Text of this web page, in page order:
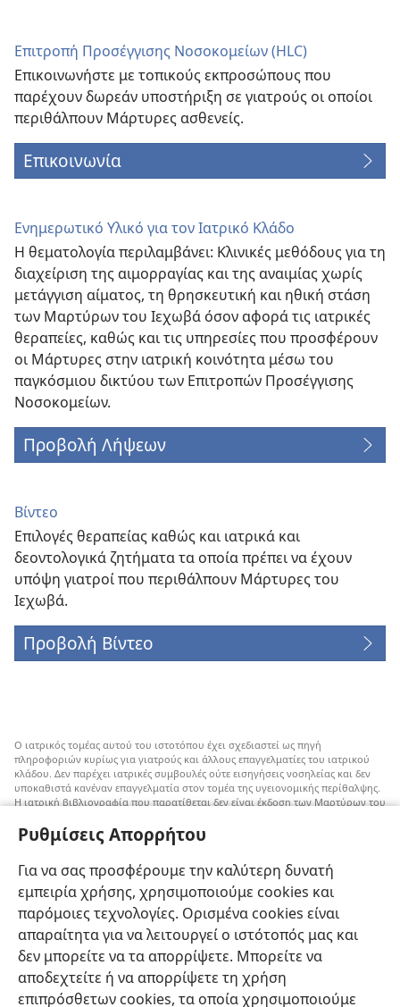
Ρυθμίσεις Απορρήτου
Για να σας προσφέρουμε την καλύτερη δυνατή
εμπειρία χρήσης, χρησιμοποιούμε cookies και
παρόμοιες τεχνολογίες. Ορισμένα cookies είναι
απαραίτητα για να λειτουργεί ο ιστότοπός μας και
δεν μπορείτε να τα απορρίψετε. Μπορείτε να
αποδεχτείτε ή να απορρίψετε τη χρήση
επιπρόσθετων cookies, τα οποία χρησιμοποιούμε
Επιτροπή Προσέγγισης Νοσοκομείων (HLC)
Επικοινωνήστε με τοπικούς εκπροσώπους που
παρέχουν δωρεάν υποστήριξη σε γιατρούς οι οποίοι
περιθάλπουν Μάρτυρες ασθενείς.
Επικοινωνία
Ενημερωτικό Υλικό για τον Ιατρικό Κλάδο
Η θεματολογία περιλαμβάνει: Κλινικές μεθόδους για τη
διαχείριση της αιμορραγίας και της αναιμίας χωρίς
μετάγγιση αίματος, τη θρησκευτική και ηθική στάση
των Μαρτύρων του Ιεχωβά όσον αφορά τις ιατρικές
θεραπείες, καθώς και τις υπηρεσίες που προσφέρουν
οι Μάρτυρες στην ιατρική κοινότητα μέσω του
παγκόσμιου δικτύου των Επιτροπών Προσέγγισης
Νοσοκομείων.
Προβολή Λήψεων
Βίντεο
Επιλογές θεραπείας καθώς και ιατρικά και
δεοντολογικά ζητήματα τα οποία πρέπει να έχουν
υπόψη γιατροί που περιθάλπουν Μάρτυρες του
Ιεχωβά.
Προβολή Βίντεο
Ο ιατρικός τομέας αυτού του ιστοτόπου έχει σχεδιαστεί ως πηγή
πληροφοριών κυρίως για γιατρούς και άλλους επαγγελματίες του ιατρικού
κλάδου. Δεν παρέχει ιατρικές συμβουλές ούτε εισηγήσεις νοσηλείας και δεν
υποκαθιστά κανέναν επαγγελματία στον τομέα της υγειονομικής περίθαλψης.
Η ιατρική βιβλιογραφία που παρατίθεται δεν είναι έκδοση των Μαρτύρων του
μπορούν να ληφθούν υπόψη. Αποτελεί ευθύνη του κάθε επαγγελματία στον
τομέα της υγειονομικής περίθαλψης να είναι ενήμερος για τυχόν νέες
παίρνει αποφάσεις που συμφωνούν με την ιατρική του κατάσταση, τις
επιθυμίες του, τις αξίες του και τις πεποιθήσεις του. Δεν είναι όλες οι μέθοδοι
που εμφανίζονται εδώ κατάλληλες ή αποδεκτές από όλους τους ασθενείς.
Ασθενείς: Να ζητάτε πάντα τη συμβουλή του γιατρού σας ή κάποιου άλλου
επαγγελματία στον τομέα της υγειονομικής περίθαλψης όσον αφορά τις
ιατρικές παθήσεις ή θεραπείες. Απευθυνθείτε σε κάποιον γιατρό αν νιώθετε
άρρωστοι.
Η χρήση αυτού του ιστοτόπου διέπεται από όρους χρήσης .